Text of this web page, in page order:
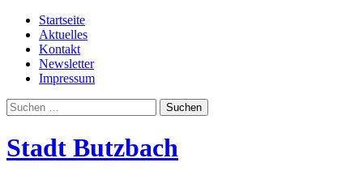
Startseite
Aktuelles
Kontakt
Newsletter
Impressum
Suchen
nach:
Stadt Butzbach